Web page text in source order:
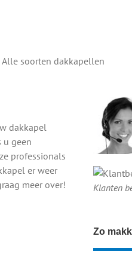
Alle soorten dakkapellen
dakkapel
u geen
professionals
er weer
meer over! Klanten
Zo